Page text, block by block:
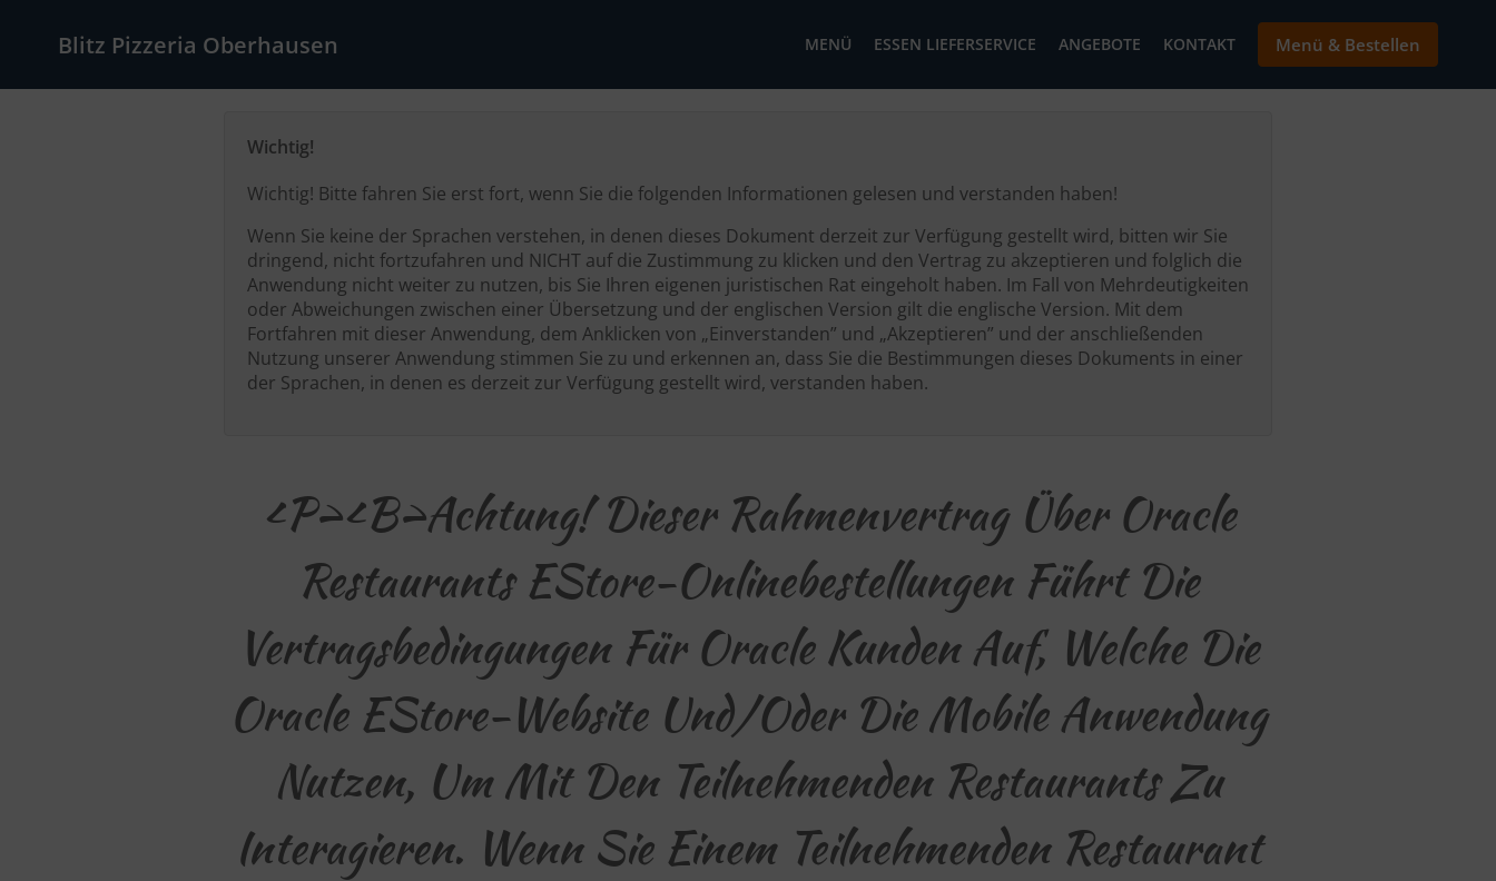
Blitz Pizzeria Oberhausen MENÜ ESSEN LIEFERSERVICE ANGEBOTE KONTAKT Menü & Bestellen
Wichtig!
Wichtig! Bitte fahren Sie erst fort, wenn Sie die folgenden Informationen gelesen und verstanden haben!
Wenn Sie keine der Sprachen verstehen, in denen dieses Dokument derzeit zur Verfügung gestellt wird, bitten wir Sie
dringend, nicht fortzufahren und NICHT auf die Zustimmung zu klicken und den Vertrag zu akzeptieren und folglich die
Anwendung nicht weiter zu nutzen, bis Sie Ihren eigenen juristischen Rat eingeholt haben. Im Fall von Mehrdeutigkeiten
oder Abweichungen zwischen einer Übersetzung und der englischen Version gilt die englische Version. Mit dem
Fortfahren mit dieser Anwendung, dem Anklicken von „Einverstanden” und „Akzeptieren” und der anschließenden
Nutzung unserer Anwendung stimmen Sie zu und erkennen an, dass Sie die Bestimmungen dieses Dokuments in einer
der Sprachen, in denen es derzeit zur Verfügung gestellt wird, verstanden haben.
<p><b>Achtung! Dieser Rahmenvertrag Über Oracle
Restaurants EStore-Onlinebestellungen Führt Die
Vertragsbedingungen Für Oracle Kunden Auf, Welche Die
Oracle EStore-Website Und/oder Die Mobile Anwendung
Nutzen, Um Mit Den Teilnehmenden Restaurants Zu
Interagieren. Wenn Sie Einem Teilnehmenden Restaurant